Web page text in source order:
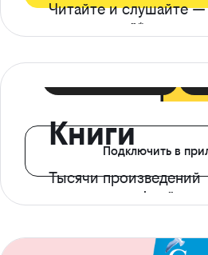
Читайте и слушайте —
ограничений*
Книги
Тысячи произведений
с доступом офлайн
Подключить в